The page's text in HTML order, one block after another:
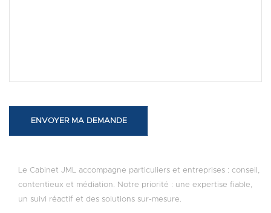
ENVOYER MA DEMANDE
Le Cabinet JML accompagne particuliers et entreprises : conseil,
contentieux et médiation. Notre priorité : une expertise fiable,
un suivi réactif et des solutions sur-mesure.